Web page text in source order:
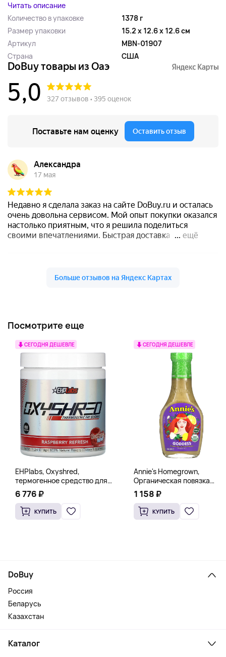
Читать описание
Количество в упаковке
1378 г
Размер упаковки
15.2 x 12.6 x 12.6 см
Артикул
MBN-01907
Страна
США
Посмотрите еще
СЕГОДНЯ ДЕШЕВЛЕ
EHPlabs, Oxyshred,
термогенное средство для
сжигания жира, малиновое
освежение, 318 г (11,2 унции)
6 776 ₽
КУПИТЬ
СЕГОДНЯ ДЕШЕВЛЕ
Annie's Homegrown,
Органическая повязка
«Богиня», 236 мл (8 жидк.
унц.)
1 158 ₽
КУПИТЬ
DoBuy
Россия
Беларусь
Казахстан
Каталог